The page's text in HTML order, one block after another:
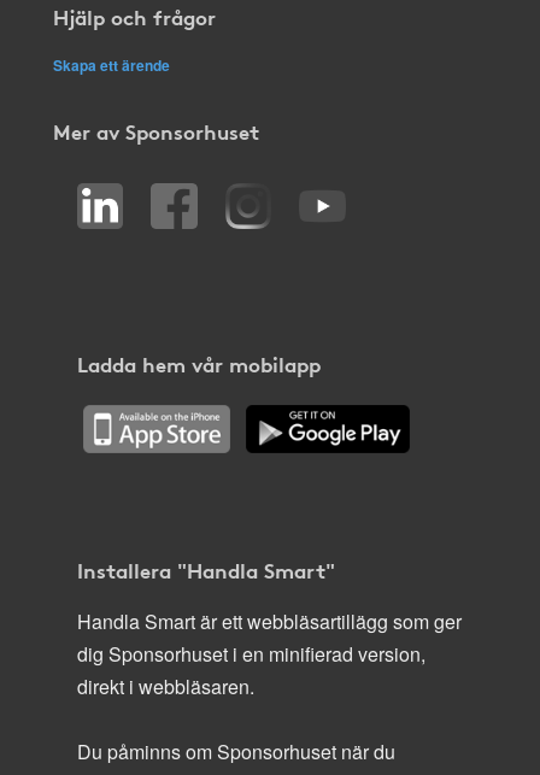
Hjälp och frågor
Skapa ett ärende
Mer av Sponsorhuset
Ladda hem vår mobilapp
Installera "Handla Smart"
Handla Smart är ett webbläsartillägg som ger
dig Sponsorhuset i en minifierad version,
direkt i webbläsaren.
Du påminns om Sponsorhuset när du